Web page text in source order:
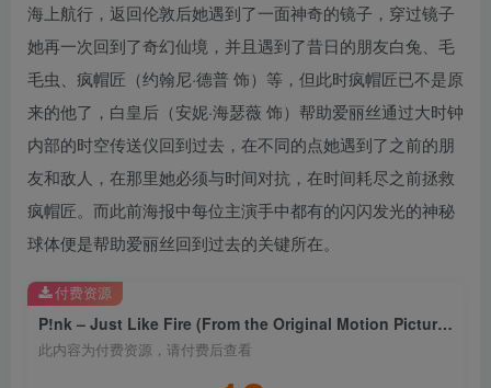
海上航行，返回伦敦后她遇到了一面神奇的镜子，穿过镜子
她再一次回到了奇幻仙境，并且遇到了昔日的朋友白兔、毛
毛虫、疯帽匠（约翰尼·德普 饰）等，但此时疯帽匠已不是原
来的他了，白皇后（安妮·海瑟薇 饰）帮助爱丽丝通过大时钟
内部的时空传送仪回到过去，在不同的点她遇到了之前的朋
友和敌人，在那里她必须与时间对抗，在时间耗尽之前拯救
疯帽匠。而此前海报中每位主演手中都有的闪闪发光的神秘
球体便是帮助爱丽丝回到过去的关键所在。
P!nk – Just Like Fire (From the Original Motion Picture Alice Through The Looking Glass)
此内容为付费资源，请付费后查看
付费资源